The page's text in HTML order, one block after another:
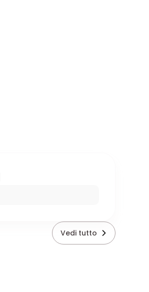
Vedi tutto